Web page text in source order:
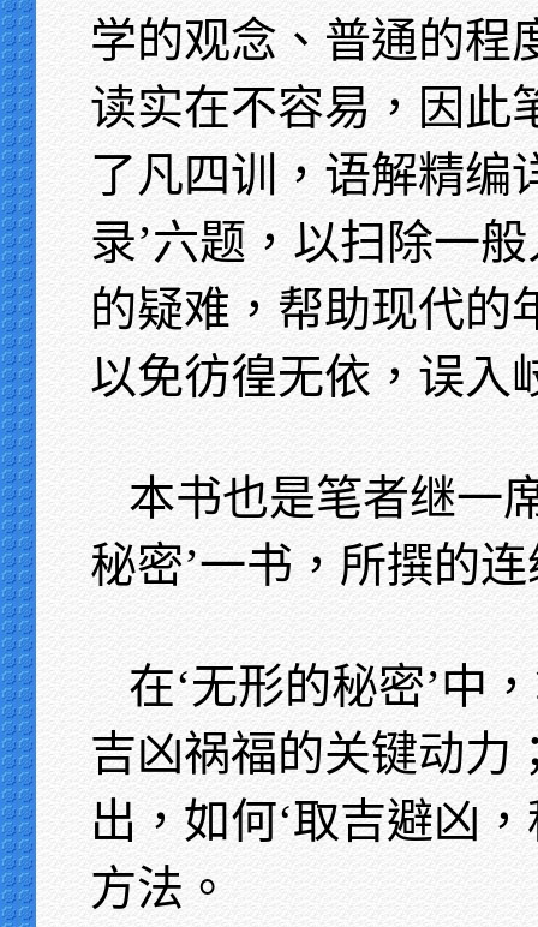
学的观念、普通的程
读实在不容易，因此
了凡四训，语解精编
录’六题，以扫除一
的疑难，帮助现代的
以免彷徨无依，误入
本书也是笔者继一
秘密’一书，所撰的
在‘无形的秘密’中
吉凶祸福的关键动力
出，如何‘取吉避凶
方法。